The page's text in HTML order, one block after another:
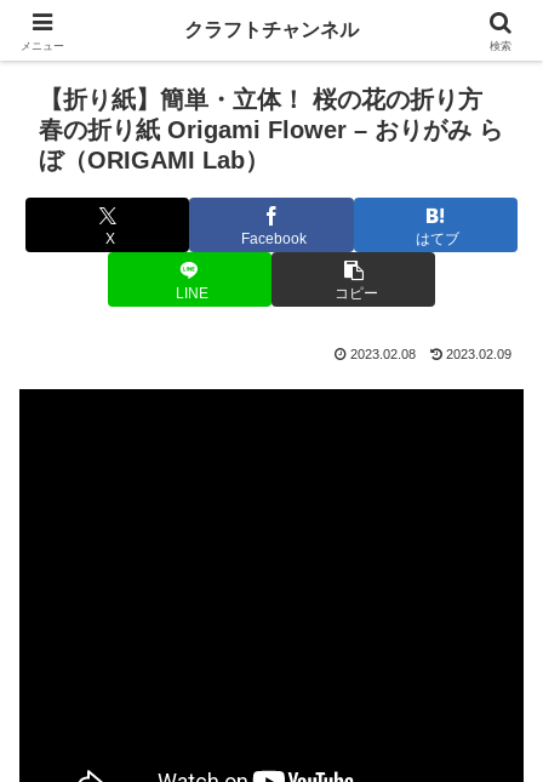
【折り紙】簡単・立体！ 桜の花の折り方
春の折り紙 Origami Flower – おりがみ ら
ぼ（ORIGAMI Lab）
X Facebook はてブ
LINE コピー
2023.02.08 2023.02.09
メニュー
クラフトチャンネル
検索